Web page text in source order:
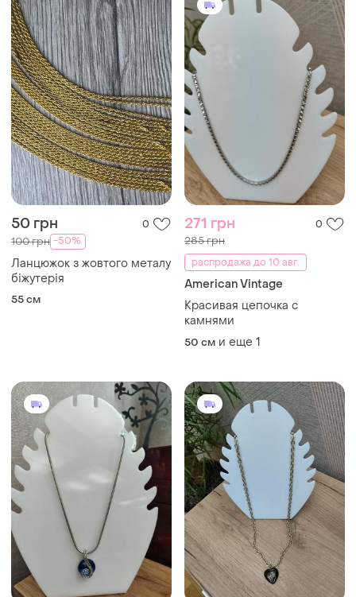
50 грн 0
100 грн -50%
Ланцюжок з жовтого металу
біжутерія
55 см
271 грн 0
285 грн
распродажа до 10 авг.
American Vintage
Красивая цепочка с
камнями
50 см и еще 1